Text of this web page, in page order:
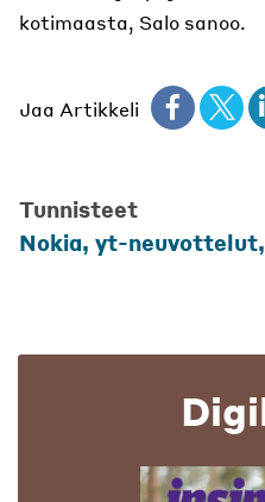
kotimaasta, Salo sanoo.
Jaa Artikkeli
Tunnisteet
Nokia, yt-